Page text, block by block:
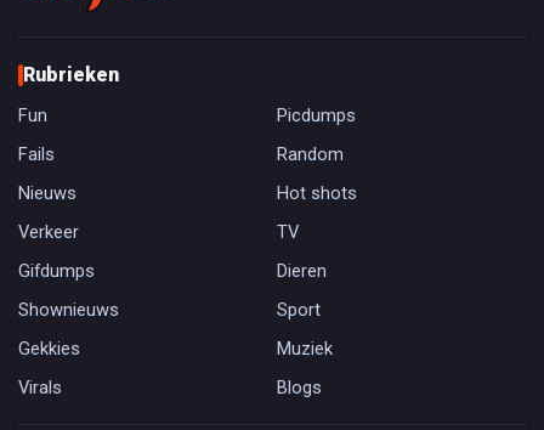
Rubrieken
Fun
Picdumps
Fails
Random
Nieuws
Hot shots
Verkeer
TV
Gifdumps
Dieren
Shownieuws
Sport
Gekkies
Muziek
Virals
Blogs